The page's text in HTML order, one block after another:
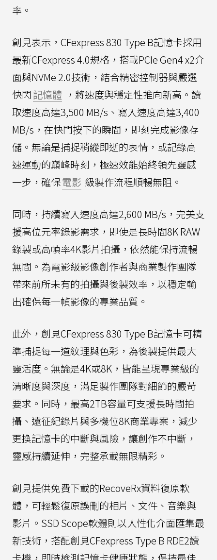
率。
創見表示，CFexpress 830 Type B記憶卡採用
最新CFexpress 4.0規格，搭載PCIe Gen4 x2介
面與NVMe 2.0技術，結合精密控制器與嚴選
快閃記憶體 ，將速度與穩定性推向新高。讀
取速度高達3,500 MB/s、寫入速度高達3,400
MB/s，在快門按下的瞬間，即刻完成影像存
儲。無論是捕捉稍縱即逝的表情，或記錄高
速運動的巔峰時刻，極速效能始終領先靈感
一步，確保電影 級製作流程順暢無阻。
同時，持續寫入速度高達2,600 MB/s，完美支
援高位元率錄影需求，即使是長時間8K RAW
錄製或高幀率4K影片拍攝，依然能保持流暢
無間。為電影級影像創作者與商業製作團隊
帶來前所未有的拍攝與後製效率，以穩定輸
出確保每一幀影像的專業品質。
此外，創見CFexpress 830 Type B記憶卡可精
準捕捉每一道紋理與色彩，為後製提供最大
靈活度。無論是4K或8K，皆能呈現專業級的
清晰度與深度，滿足製作團隊對細節的嚴苛
要求。同時，最高2TB容量可支援長時間拍
攝、遠征紀錄片與多機位8K商業專案，減少
更換記憶卡的中斷與風險，讓創作不中斷，
靈感持續延伸，完整承載無限精彩。
創見提供免費下載的RecoveRx資料復原軟
體，可輕鬆復原誤刪的相片、文件、音樂與
影片。SSD Scope軟體則以人性化介面匯集最
新技術，搭配創見CFexpress Type B RDE2讀